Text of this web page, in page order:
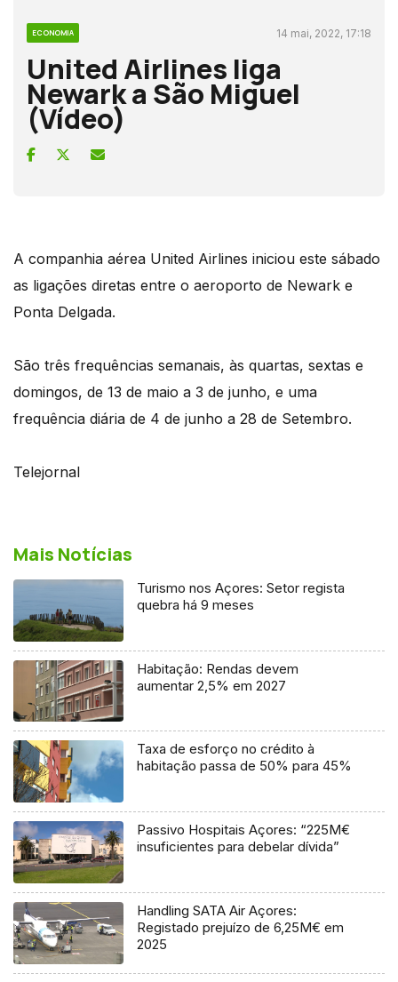
ECONOMIA 14 mai, 2022, 17:18
United Airlines liga
Newark a São Miguel
(Vídeo)
A companhia aérea United Airlines iniciou este sábado
as ligações diretas entre o aeroporto de Newark e
Ponta Delgada.
São três frequências semanais, às quartas, sextas e
domingos, de 13 de maio a 3 de junho, e uma
frequência diária de 4 de junho a 28 de Setembro.
Telejornal
Mais Notícias
Turismo nos Açores: Setor regista
quebra há 9 meses
Habitação: Rendas devem
aumentar 2,5% em 2027
Taxa de esforço no crédito à
habitação passa de 50% para 45%
Passivo Hospitais Açores: “225M€
insuficientes para debelar dívida”
Handling SATA Air Açores:
Registado prejuízo de 6,25M€ em
2025